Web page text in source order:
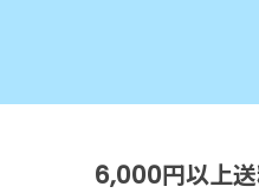
6,000円以上